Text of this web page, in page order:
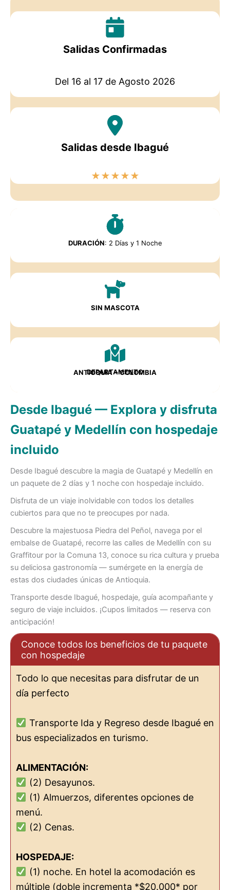
Salidas Confirmadas
Del 16 al 17 de Agosto 2026
Salidas desde Ibagué
★★★★★
DURACIÓN: 2 Días y 1 Noche
SIN MASCOTA
DEPARTAMENTO
ANTIOQUIA – COLOMBIA
Desde Ibagué — Explora y disfruta
Guatapé y Medellín con hospedaje
incluido
Desde Ibagué descubre la magia de Guatapé y Medellín en
un paquete de 2 días y 1 noche con hospedaje incluido.
Disfruta de un viaje inolvidable con todos los detalles
cubiertos para que no te preocupes por nada.
Descubre la majestuosa Piedra del Peñol, navega por el
embalse de Guatapé, recorre las calles de Medellín con su
Graffitour por la Comuna 13, conoce su rica cultura y prueba
su deliciosa gastronomía — sumérgete en la energía de
estas dos ciudades únicas de Antioquia.
Transporte desde Ibagué, hospedaje, guía acompañante y
seguro de viaje incluidos. ¡Cupos limitados — reserva con
anticipación!
Conoce todos los beneficios de tu paquete
con hospedaje
Todo lo que necesitas para disfrutar de un
día perfecto
Transporte Ida y Regreso desde Ibagué en
bus especializados en turismo.
ALIMENTACIÓN:
(2) Desayunos.
(1) Almuerzos, diferentes opciones de
menú.
(2) Cenas.
HOSPEDAJE:
(1) noche. En hotel la acomodación es
múltiple (doble incrementa *$20.000* por